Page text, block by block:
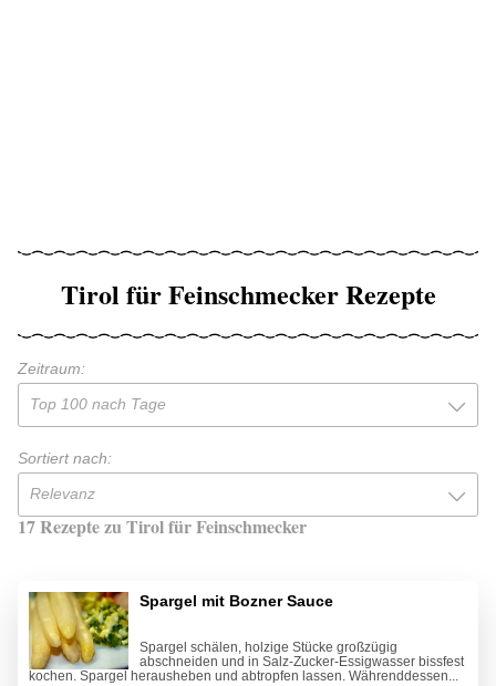
Tirol für Feinschmecker Rezepte
Zeitraum:
Top 100 nach Tage
Sortiert nach:
Relevanz
17 Rezepte zu Tirol für Feinschmecker
Spargel mit Bozner Sauce
Spargel schälen, holzige Stücke großzügig
abschneiden und in Salz-Zucker-Essigwasser bissfest
kochen. Spargel herausheben und abtropfen lassen. Währenddessen...